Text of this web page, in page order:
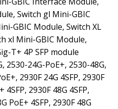
Switch gl Mini-GBIC
GBIC Module, Switch XL
xl Mini-GBIC Module,
T+ 4P SFP module
2530-24G-PoE+, 2530-48G,
2930F 24G 4SFP, 2930F
4SFP, 2930F 48G 4SFP,
PoE+ 4SFP, 2930F 48G